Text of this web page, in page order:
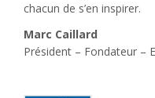
chacun de s’en inspirer.
Marc Caillard
Président – Fondateur –